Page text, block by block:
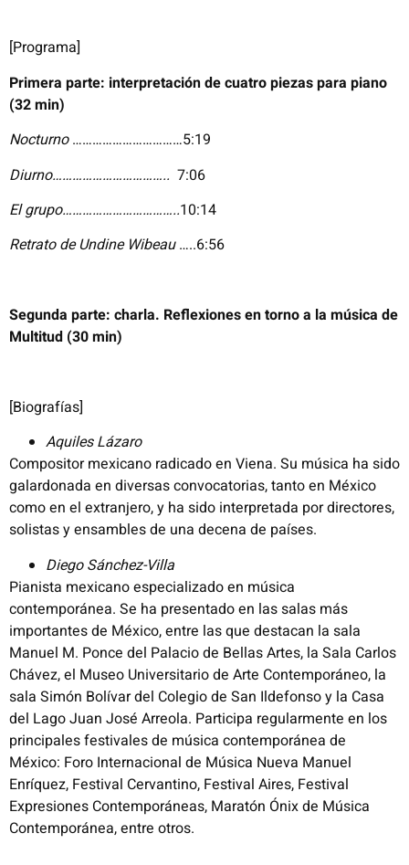
[Programa]
Primera parte: interpretación de cuatro piezas para piano
(32 min)
Nocturno……………………………5:19
Diurno…………………………….. 7:06
El grupo……………………………..10:14
Retrato de Undine Wibeau…..6:56
Segunda parte: charla. Reflexiones en torno a la música de
Multitud (30 min)
[Biografías]
Aquiles Lázaro
Compositor mexicano radicado en Viena. Su música ha sido
galardonada en diversas convocatorias, tanto en México
como en el extranjero, y ha sido interpretada por directores,
solistas y ensambles de una decena de países.
Diego Sánchez-Villa
Pianista mexicano especializado en música
contemporánea. Se ha presentado en las salas más
importantes de México, entre las que destacan la sala
Manuel M. Ponce del Palacio de Bellas Artes, la Sala Carlos
Chávez, el Museo Universitario de Arte Contemporáneo, la
sala Simón Bolívar del Colegio de San Ildefonso y la Casa
del Lago Juan José Arreola. Participa regularmente en los
principales festivales de música contemporánea de
México: Foro Internacional de Música Nueva Manuel
Enríquez, Festival Cervantino, Festival Aires, Festival
Expresiones Contemporáneas, Maratón Ónix de Música
Contemporánea, entre otros.